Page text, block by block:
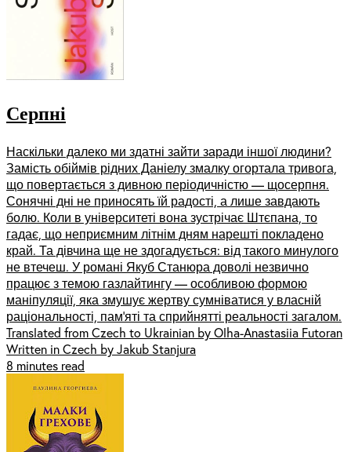
Серпні
Наскільки далеко ми здатні зайти заради іншої людини?
Замість обіймів рідних Даніелу змалку огортала тривога,
що повертається з дивною періодичністю — щосерпня.
Сонячні дні не приносять їй радості, а лише завдають
болю. Коли в університеті вона зустрічає Штєпана, то
гадає, що неприємним літнім дням нарешті покладено
край. Та дівчина ще не здогадується: від такого минулого
не втечеш. У романі Якуб Станюра доволі незвично
працює з темою газлайтингу — особливою формою
маніпуляції, яка змушує жертву сумніватися у власній
раціональності, пам’яті та сприйнятті реальності загалом.
Translated from Czech to Ukrainian by Olha-Anastasiia Futoran
Written in Czech by Jakub Stanjura
8 minutes read